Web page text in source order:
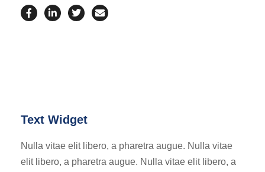
Text Widget
Nulla vitae elit libero, a pharetra augue. Nulla vitae
elit libero, a pharetra augue. Nulla vitae elit libero, a